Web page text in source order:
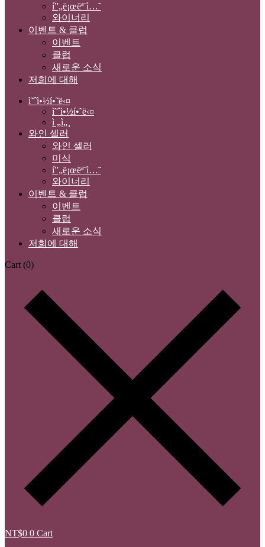
í”„ë¡œëª¨ì…˜
와이너리
이벤트 & 클럽
이벤트
클럽
새로운 소식
저희에 대해
ì˜ˆì•½í•˜ë‹¤
ì˜ˆì•½í•˜ë‹¤
ì „ì„¸
와인 셀러
와인 셀러
미식
í”„ë¡œëª¨ì…˜
와이너리
이벤트 & 클럽
이벤트
클럽
새로운 소식
저희에 대해
Cart (0)
NT$0 0 Cart